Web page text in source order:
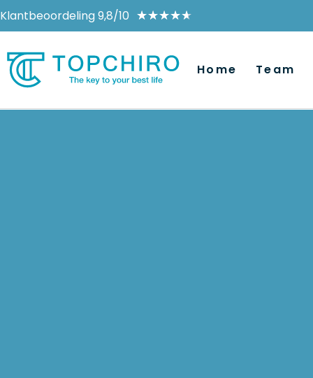
Klantbeoordeling 9,8/10 ★★★★★
Home Team